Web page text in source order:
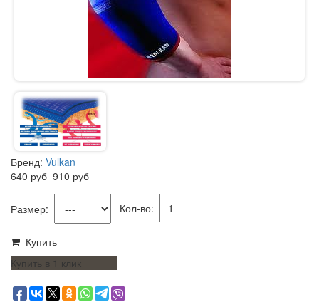
Бренд: Vulkan
640 руб 910 руб
Размер: Кол-во:
Купить
Купить в 1 клик